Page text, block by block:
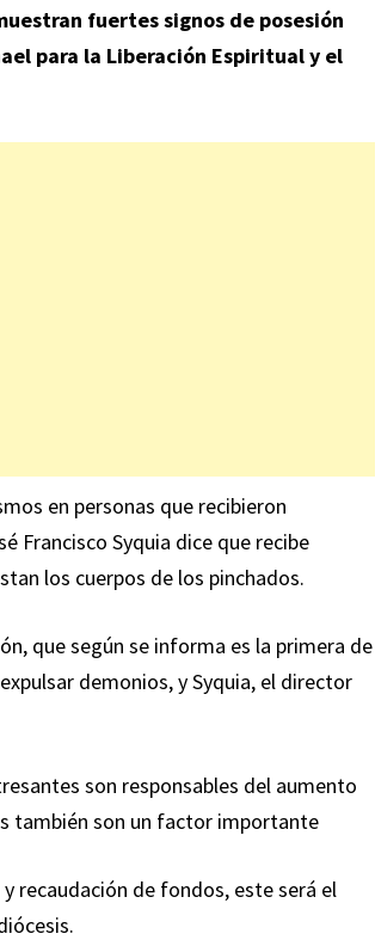
fuertes signos de posesión
para la Liberación Espiritual y el
en personas que recibieron
Francisco Syquia dice que recibe
los cuerpos de los pinchados.
que según se informa es la primera de
demonios, y Syquia, el director
son responsables del aumento
también son un factor importante
recaudación de fondos, este será el